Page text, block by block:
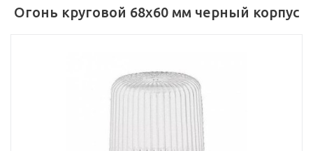
Огонь круговой 68х60 мм черный корпус